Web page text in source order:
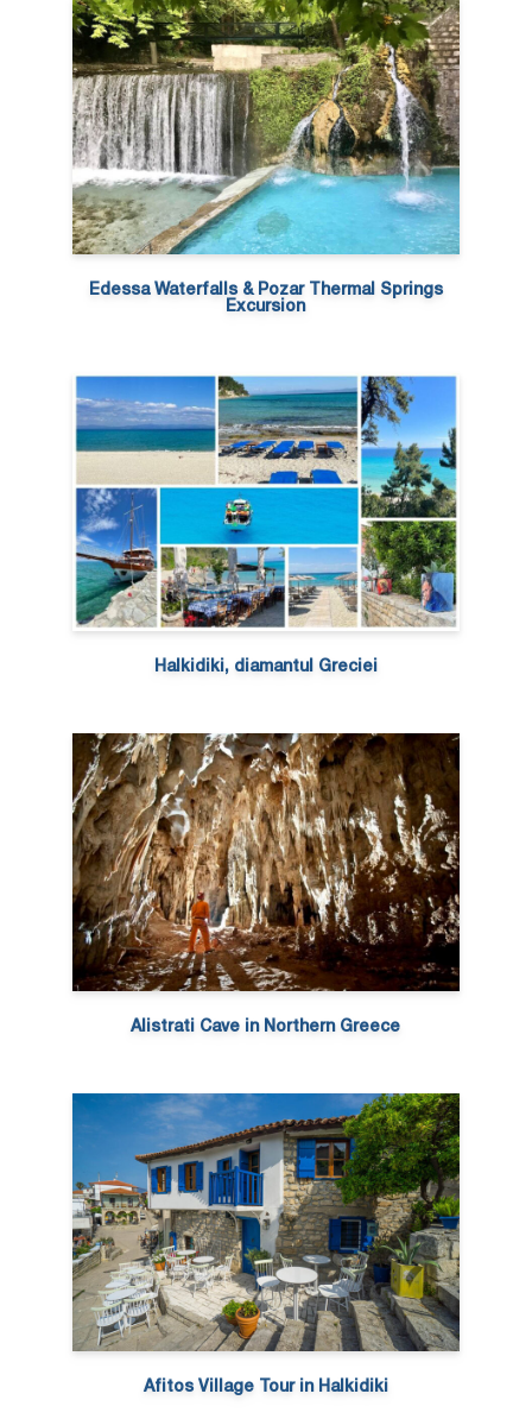
Edessa Waterfalls & Pozar Thermal Springs
Excursion
Halkidiki, diamantul Greciei
Alistrati Cave in Northern Greece
Afitos Village Tour in Halkidiki